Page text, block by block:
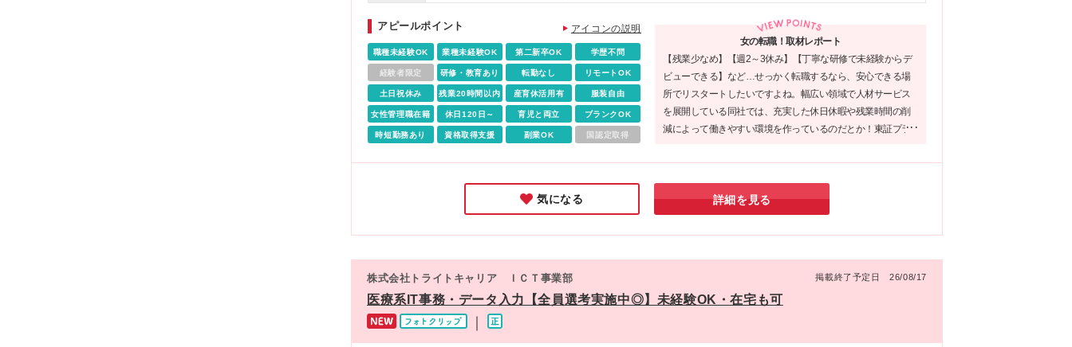
区、豊島区、中野区、練馬区、文京区、港区、目黒区 〈神奈川県〉 横浜市 【新宿本社】 東京都新宿区新
宿3丁目1番24号 京王新宿三丁目ビル3階 :+基本的にご希望の勤務地で就業可能+: 結婚や配偶者の転勤など
で引越しがあっても、 当社管轄エリアなら引越先から近い勤務先で働けます◎ 転職の必要はなく、長く働
くことができます♪ (変更の範囲)※上記を除く当社関連勤務地
アピールポイント アイコンの説明
職種未経験OK 業種未経験OK 第二新卒OK 学歴不問
経験者限定 研修・教育あり 転勤なし リモートOK
土日祝休み 残業20時間以内 産育休活用有 服装自由
女性管理職在籍 休日120日～ 育児と両立 ブランクOK
時短勤務あり 資格取得支援 副業OK 国認定取得
女の転職！取材レポート
【残業少なめ】【週2～3休み】【丁寧な研修で未経験からデ
ビューできる】など…せっかく転職するなら、安心できる場
所でリスタートしたいですよね。幅広い領域で人材サービス
を展開している同社では、充実した休日休暇や残業時間の削
減によって働きやすい環境を作っているのだとか！東証プラ
一歩を踏み出す場所にぴったりではないでしょうか。
気になる 詳細を見る
株式会社トライトキャリア ＩＣＴ事業部 掲載終了予定日 26/08/17
医療系IT事務・データ入力【全員選考実施中◎】未経験OK・在宅も可